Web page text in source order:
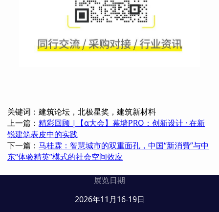
关键词：建筑论坛，北极星奖，建筑新材料
上一篇： 精彩回顾 |【α大会】幕墙PRO：创新设计 · 在新
锐建筑表皮中的实践
下一篇： 马桂霖：智慧城市的双重面孔，中国“新消費”与中
东“体验精英”模式的社会空间效应
展览日期
2026年11月16-19日